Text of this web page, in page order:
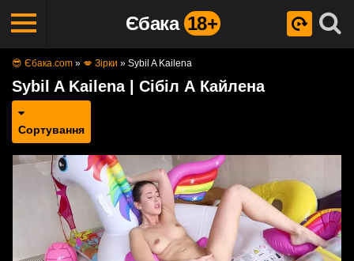
Єбака 18+
😎 Єбака.com » 💋 Зірки » Sybil A Kailena
Sybil A Kailena | Сібіл А Кайлена
Сортування